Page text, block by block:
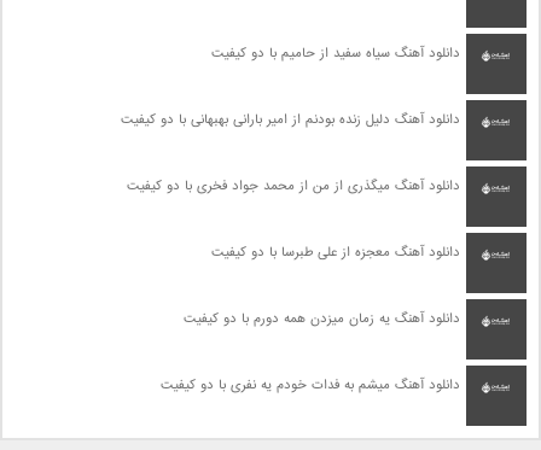
دانلود آهنگ سیاه سفید از حامیم با دو کیفیت
دانلود آهنگ دلیل زنده بودنم از امیر بارانی بهبهانی با دو کیفیت
دانلود آهنگ میگذری از من از محمد جواد فخری با دو کیفیت
دانلود آهنگ معجزه از علی طبرسا با دو کیفیت
دانلود آهنگ یه زمان میزدن همه دورم با دو کیفیت
دانلود آهنگ میشم به فدات خودم یه نفری با دو کیفیت